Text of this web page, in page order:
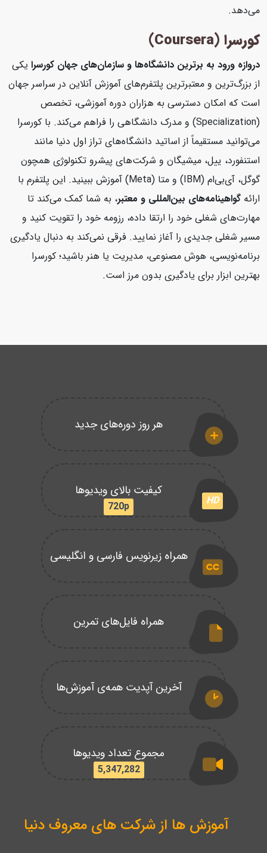
می‌دهد.
کورسرا (Coursera)
دروازه ورود به برترین دانشگاه‌ها و سازمان‌های جهان کورسرایکی
از بزرگ‌ترین و معتبرترین پلتفرم‌های آموزش آنلاین در سراسر جهان
است که امکان دسترسی به هزاران دوره آموزشی، تخصص
(Specialization) و مدرک دانشگاهی را فراهم می‌کند. با کورسرا
می‌توانید مستقیماً از اساتید دانشگاه‌های تراز اول دنیا مانند
استنفورد، ییل، میشیگان و شرکت‌های پیشرو تکنولوژی همچون
گوگل، آی‌بی‌ام (IBM) و متا (Meta) آموزش ببینید. این پلتفرم با
ارائهگواهینامه‌های بین‌المللی و معتبر، به شما کمک می‌کند تا
مهارت‌های شغلی خود را ارتقا داده، رزومه خود را تقویت کنید و
مسیر شغلی جدیدی را آغاز نمایید. فرقی نمی‌کند به دنبال یادگیری
برنامه‌نویسی، هوش مصنوعی، مدیریت یا هنر باشید؛ کورسرا
بهترین ابزار برای یادگیری بدون مرز است.
هر روز دوره‌های جدید
HD
کیفیت بالای ویدیوها
720p
همراه زیرنویس فارسی و انگلیسی
همراه فایل‌های تمرین
آخرین آپدیت همه‌ی آموزش‌ها
مجموع تعداد ویدیوها
5,347,282
آموزش ها از شرکت های معروف دنیا